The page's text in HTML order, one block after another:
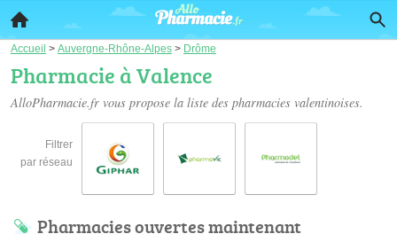
Accueil > Auvergne-Rhône-Alpes > Drôme
Pharmacie à Valence
AlloPharmacie.fr vous propose la liste des pharmacies valentinoises.
Filtrer
par réseau
Pharmacies ouvertes maintenant